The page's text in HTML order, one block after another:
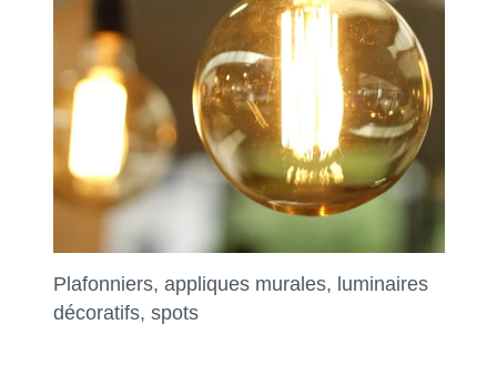
Plafonniers, appliques murales, luminaires
décoratifs, spots